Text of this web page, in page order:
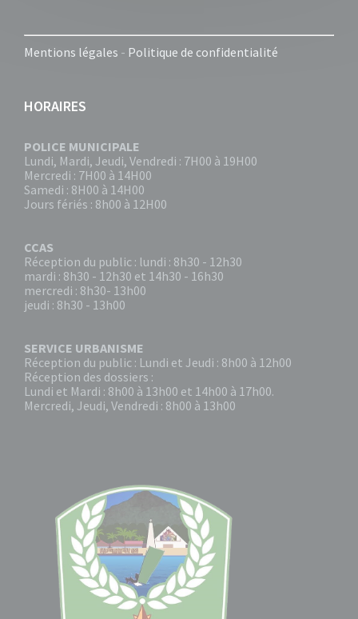
Mentions légales - Politique de confidentialité
HORAIRES
POLICE MUNICIPALE
Lundi, Mardi, Jeudi, Vendredi : 7H00 à 19H00
Mercredi : 7H00 à 14H00
Samedi : 8H00 à 14H00
Jours fériés : 8h00 à 12H00
CCAS
Réception du public : lundi : 8h30 - 12h30
mardi : 8h30 - 12h30 et 14h30 - 16h30
mercredi : 8h30- 13h00
jeudi : 8h30 - 13h00
SERVICE URBANISME
Réception du public : Lundi et Jeudi : 8h00 à 12h00
Réception des dossiers :
Lundi et Mardi : 8h00 à 13h00 et 14h00 à 17h00.
Mercredi, Jeudi, Vendredi : 8h00 à 13h00